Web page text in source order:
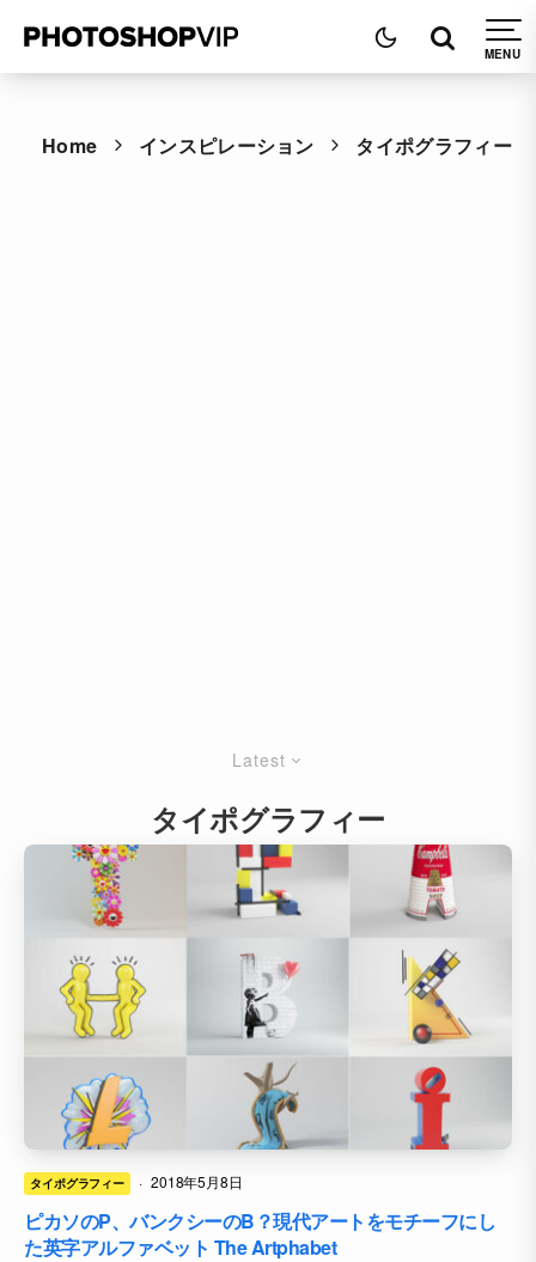
Home インスピレーション タイポグラフィー
Latest
タイポグラフィー
タイポグラフィー · 2018年5月8日
ピカソのP、バンクシーのB？現代アートをモチーフにし
た英字アルファベット The Artphabet